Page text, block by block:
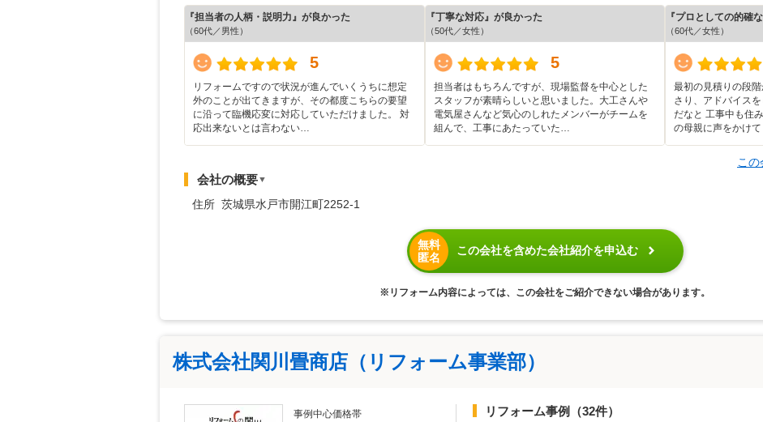
『担当者の人柄・説明力』が良かった
（60代／男性）
5
リフォームですので状況が進んでいくうちに想定
外のことが出てきますが、その都度こちらの要望
に沿って臨機応変に対応していただけました。 対
応出来ないとは言わない…
『丁寧な対応』が良かった
（50代／女性）
5
担当者はもちろんですが、現場監督を中心とした
スタッフが素晴らしいと思いました。大工さんや
電気屋さんなど気心のしれたメンバーがチームを
組んで、工事にあたっていた…
『プロとしての的確
（60代／女性）
最初の見積りの段
さり、アドバイス
だなと 工事中も住
の母親に声をかけて
こ
会社の概要▼
住所 茨城県水戸市開江町2252-1
無料
匿名
この会社を含めた会社紹介を申込む
※リフォーム内容によっては、この会社をご紹介できない場合があります。
株式会社関川畳商店（リフォーム事業部）
事例中心価格帯 リフォーム事例 （32件）